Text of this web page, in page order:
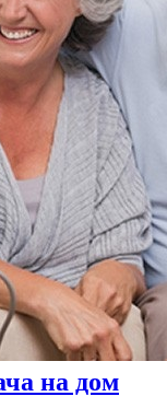
на дом